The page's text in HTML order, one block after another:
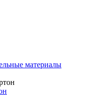
материалы